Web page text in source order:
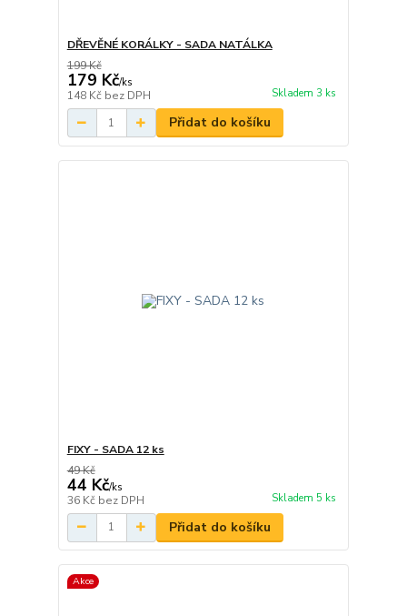
DŘEVĚNÉ KORÁLKY - SADA NATÁLKA
199 Kč
179 Kč/ks
148 Kč bez DPH Skladem 3 ks
Přidat do košíku
FIXY - SADA 12 ks
49 Kč
44 Kč/ks
36 Kč bez DPH Skladem 5 ks
Přidat do košíku
Akce